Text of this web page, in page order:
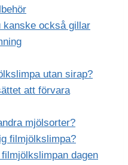
kanske också gillar
utan sirap?
att förvara
mjölsorter?
filmjölkslimpa?
dagen